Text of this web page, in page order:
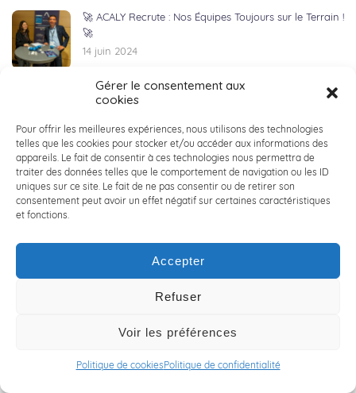
Gérer le consentement aux
cookies
Pour offrir les meilleures expériences, nous utilisons des technologies
telles que les cookies pour stocker et/ou accéder aux informations des
appareils. Le fait de consentir à ces technologies nous permettra de
traiter des données telles que le comportement de navigation ou les ID
uniques sur ce site. Le fait de ne pas consentir ou de retirer son
consentement peut avoir un effet négatif sur certaines caractéristiques
et fonctions.
Accepter
Refuser
Voir les préférences
Politique de cookiesPolitique de confidentialité
🚀 ACALY Recrute : Nos Équipes Toujours sur le Terrain !
🚀
14 juin 2024
👋 RENCONTRE AVEC JONATHAN LOBERT👋
🚲 LILLE HARDELOT : ACALY NORD x VICTOIRE
BERTEAU 🚲
🏀 ACALY DAYS 2024 : seconde édition ! 🏀
30 mai 2024
👔 COLLECTE DE VETEMENTS POUR LA CRAVATE